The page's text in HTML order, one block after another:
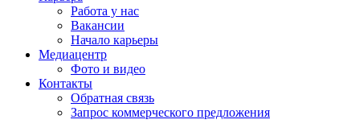
Работа у нас
Вакансии
Начало карьеры
Медиацентр
Фото и видео
Контакты
Обратная связь
Запрос коммерческого предложения